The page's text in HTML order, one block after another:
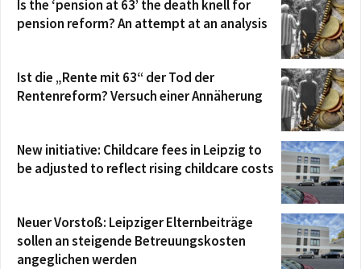
Is the ‘pension at 63’ the death knell for
pension reform? An attempt at an analysis
Ist die „Rente mit 63“ der Tod der
Rentenreform? Versuch einer Annäherung
New initiative: Childcare fees in Leipzig to
be adjusted to reflect rising childcare costs
Neuer Vorstoß: Leipziger Elternbeiträge
sollen an steigende Betreuungskosten
angeglichen werden